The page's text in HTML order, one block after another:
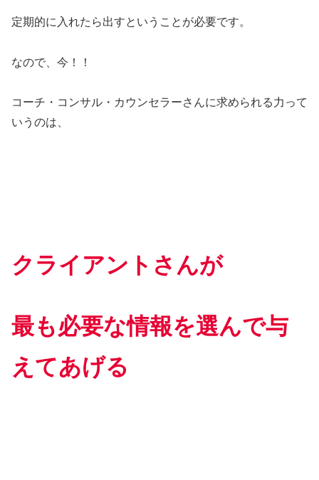
定期的に入れたら出すということが必要です。
なので、今！！
コーチ・コンサル・カウンセラーさんに求められる力って
いうのは、
クライアントさんが
最も必要な情報を選んで与
えてあげる